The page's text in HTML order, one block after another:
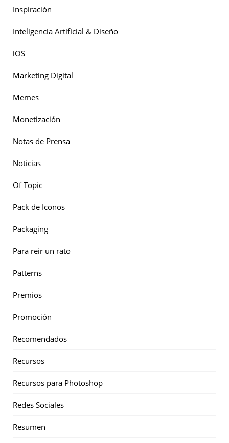
Inspiración
Inteligencia Artificial & Diseño
iOS
Marketing Digital
Memes
Monetización
Notas de Prensa
Noticias
Of Topic
Pack de Iconos
Packaging
Para reir un rato
Patterns
Premios
Promoción
Recomendados
Recursos
Recursos para Photoshop
Redes Sociales
Resumen